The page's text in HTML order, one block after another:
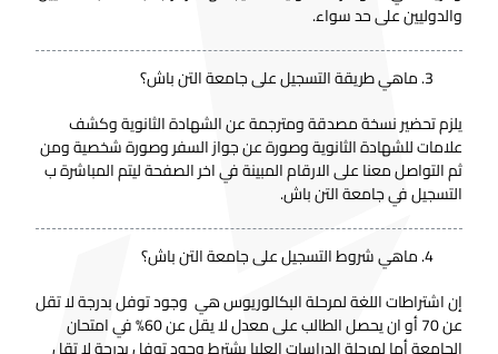
والدوليين على حد سواء.
ماهي طريقة التسجيل على جامعة التن باش؟
يلزم تحضير نسخة مصدقة ومترجمة عن الشهادة الثانوية وكشف
علامات للشهادة الثانوية وصورة عن جواز السفر وصورة شخصية ومن
ثم التواصل معنا على الارقام المبينة في اخر الصفحة ليتم المباشرة ب
التسجيل في جامعة التن باش.
ماهي شروط التسجيل على جامعة التن باش؟
إن اشتراطات اللغة لمرحلة البكالوريوس هي وجود توفل بدرجة لا تقل
عن 70 أو ان يحصل الطالب على معدل لا يقل عن 60% في امتحان
الجامعة أما لمرحلة الدراسات العليا يشترط وجود توفل بدرجة لا تقل